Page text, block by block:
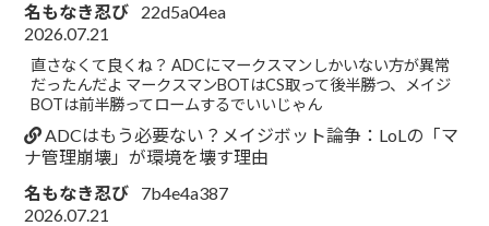
名もなき忍び
22d5a04ea
2026.07.21
直さなくて良くね？ ADCにマークスマンしかいない方が異常
だったんだよ マークスマンBOTはCS取って後半勝つ、メイジ
BOTは前半勝ってロームするでいいじゃん
ADCはもう必要ない？メイジボット論争：LoLの「マ
ナ管理崩壊」が環境を壊す理由
名もなき忍び
7b4e4a387
2026.07.21